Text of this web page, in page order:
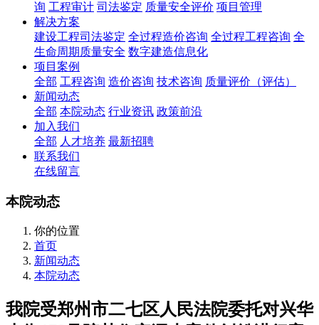
询 工程审计 司法鉴定 质量安全评价 项目管理
解决方案
建设工程司法鉴定 全过程造价咨询 全过程工程咨询 全
生命周期质量安全 数字建造信息化
项目案例
全部 工程咨询 造价咨询 技术咨询 质量评价（评估）
新闻动态
全部 本院动态 行业资讯 政策前沿
加入我们
全部 人才培养 最新招聘
联系我们
在线留言
本院动态
你的位置
首页
新闻动态
本院动态
我院受郑州市二七区人民法院委托对兴华